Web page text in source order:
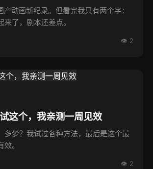
产动画新纪录。但看完我只有两个字：
来了，剧本还差点。
👁 2
这个，我亲测一周见效
多梦？我试过各种方法，最后是这个最
。
👁 2